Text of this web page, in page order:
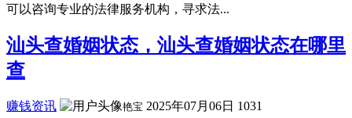
可以咨询专业的法律服务机构，寻求法...
汕头查婚姻状态，汕头查婚姻状态在哪里
查
赚钱资讯 艳宝 2025年07月06日 1031